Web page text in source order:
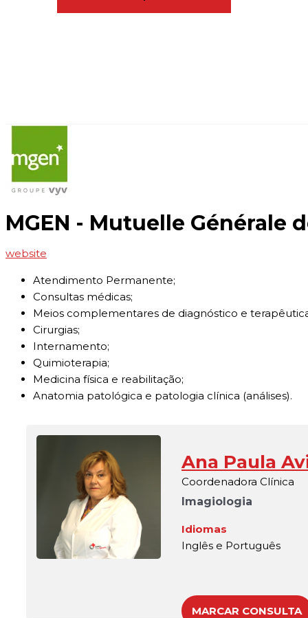
MGEN - Mutuelle Générale
website
Atendimento Permanente;
Consultas médicas;
Meios complementares de diagnóstico e
Cirurgias;
Internamento;
Quimioterapia;
Medicina física e reabilitação;
Anatomia patológica e patologia clínica (análises).
Ana Paula
Coordenadora Clínica
Imagiologia
Idiomas
Inglês e Português
MARCAR CONSULTA